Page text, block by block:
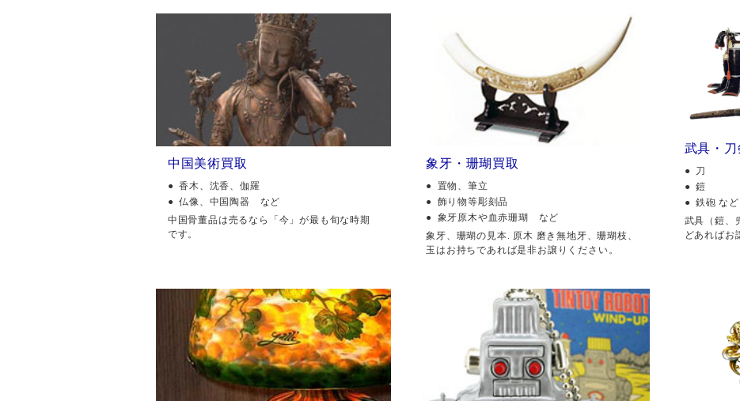
中国美術買取
香木、沈香、伽羅
仏像、中国陶器 など
中国骨董品は売るなら「今」が最も旬な時期
です。
象牙・珊瑚買取
置物、筆立
飾り物等彫刻品
象牙原木や血赤珊瑚 など
象牙、珊瑚の見本. 原木 磨き無地牙、珊瑚枝、
玉はお持ちであれば是非お譲りください。
武具・刀
刀
鎧
鉄砲 など
武具（鎧、
どあればお